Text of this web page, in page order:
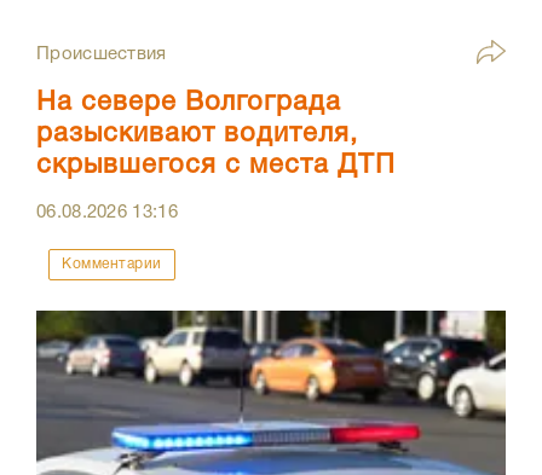
Происшествия
На севере Волгограда
разыскивают водителя,
скрывшегося с места ДТП
06.08.2026 13:16
Комментарии